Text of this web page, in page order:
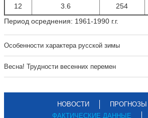
12 3.6 254
Период осреднения: 1961-1990 г.г.
Особенности характера русской зимы
Весна! Трудности весенних перемен
НОВОСТИ
ПРОГНОЗЫ
ФАКТИЧЕСКИЕ ДАННЫЕ